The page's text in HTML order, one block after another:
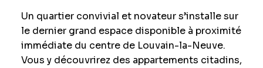
Un quartier convivial et novateur s’installe sur
le dernier grand espace disponible à proximité
immédiate du centre de Louvain-la-Neuve.
Vous y découvrirez des appartements citadins,